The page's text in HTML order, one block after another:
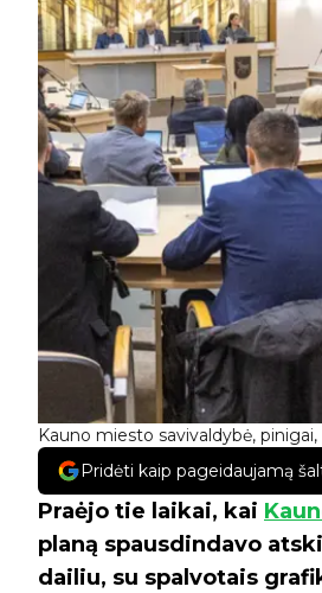
Kauno miesto savivaldybė,
Pridėti kaip pageidaujamą
Praėjo tie laikai, kai
planą spausdindavo
dailiu, su spalvotais